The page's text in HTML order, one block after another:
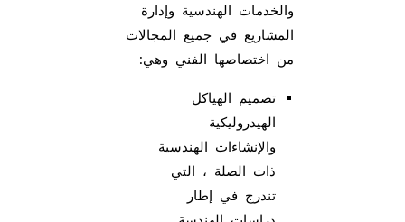
والخدمات الهندسية وإدارة
المشاريع في جميع المجالات
من اختصاصها الفني وهي:
تصميم الهياكل
الهيدروليكية
والإنشاءات الهندسية
ذات الصلة ، التي
تندرج في إطار